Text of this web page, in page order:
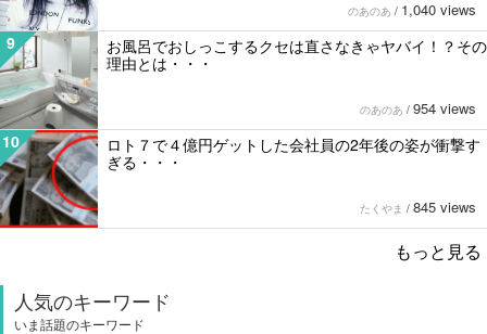
のあのあ / 1,040 views
9
お風呂でおしっこするクセは直さなきゃヤバイ！？その
理由とは・・・
のあのあ / 954 views
10
ロト７で４億円ゲットした会社員の2年後の姿が衝撃す
ぎる・・・
たくやま / 845 views
もっと見る
人気のキーワード
いま話題のキーワード